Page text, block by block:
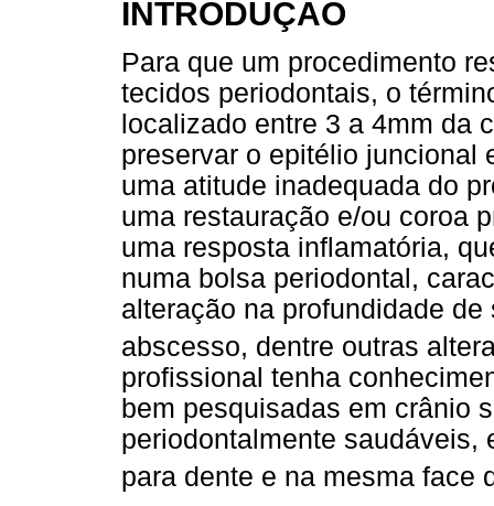
INTRODUÇÃO
Para que um procedimento
tecidos periodontais, o
localizado entre 3 a 4mm da
preservar o epitélio juncional
uma atitude inadequada do
uma restauração e/ou coroa
uma resposta inflamatória,
numa bolsa periodontal,
alteração na profundidade
abscesso, dentre outras
profissional tenha
bem pesquisadas em crânio
periodontalmente saudáveis,
para dente e na mesma face